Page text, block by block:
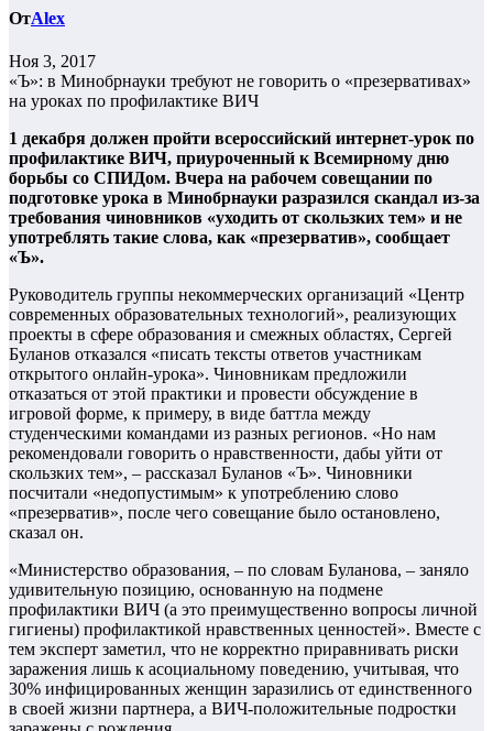
ОтAlex
Ноя 3, 2017
«Ъ»: в Минобрнауки требуют не говорить о «презервативах»
на уроках по профилактике ВИЧ
1 декабря должен пройти всероссийский интернет-урок по
профилактике ВИЧ, приуроченный к Всемирному дню
борьбы со СПИДом. Вчера на рабочем совещании по
подготовке урока в Минобрнауки разразился скандал из-за
требования чиновников «уходить от скользких тем» и не
употреблять такие слова, как «презерватив», сообщает
«Ъ».
Руководитель группы некоммерческих организаций «Центр
современных образовательных технологий», реализующих
проекты в сфере образования и смежных областях, Сергей
Буланов отказался «писать тексты ответов участникам
открытого онлайн-урока». Чиновникам предложили
отказаться от этой практики и провести обсуждение в
игровой форме, к примеру, в виде баттла между
студенческими командами из разных регионов. «Но нам
рекомендовали говорить о нравственности, дабы уйти от
скользких тем», – рассказал Буланов «Ъ». Чиновники
посчитали «недопустимым» к употреблению слово
«презерватив», после чего совещание было остановлено,
сказал он.
«Министерство образования, – по словам Буланова, – заняло
удивительную позицию, основанную на подмене
профилактики ВИЧ (а это преимущественно вопросы личной
гигиены) профилактикой нравственных ценностей». Вместе с
тем эксперт заметил, что не корректно приравнивать риски
заражения лишь к асоциальному поведению, учитывая, что
30% инфицированных женщин заразились от единственного
в своей жизни партнера, а ВИЧ-положительные подростки